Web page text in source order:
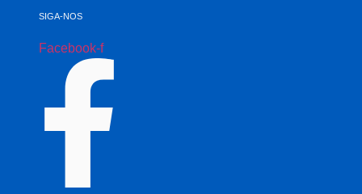
SIGA-NOS
Facebook-f